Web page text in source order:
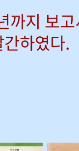
까지 보
하였다.